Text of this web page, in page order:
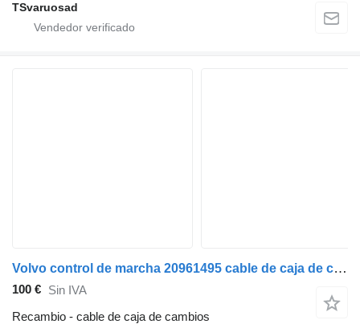
TSvaruosad
Volvo control de marcha 20961495 cable de caja de cambios para Volvo FE-280 camión
100 € Sin IVA
Recambio - cable de caja de cambios